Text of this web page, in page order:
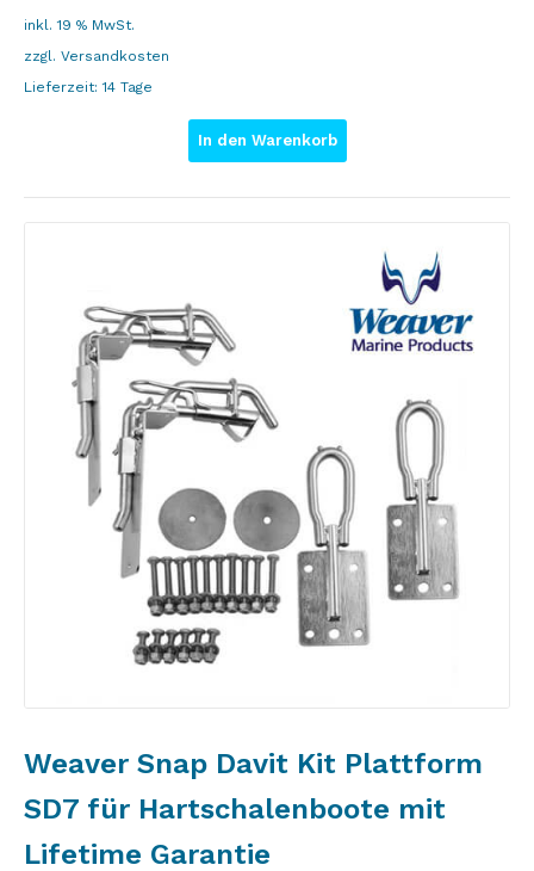
inkl. 19 % MwSt.
zzgl. Versandkosten
Lieferzeit:14 Tage
In den Warenkorb
Weaver Snap Davit Kit Plattform
SD7 für Hartschalenboote mit
Lifetime Garantie